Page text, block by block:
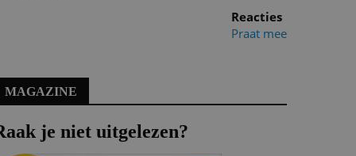
Reacties
Praat mee
MAGAZINE
je niet uitgelezen?